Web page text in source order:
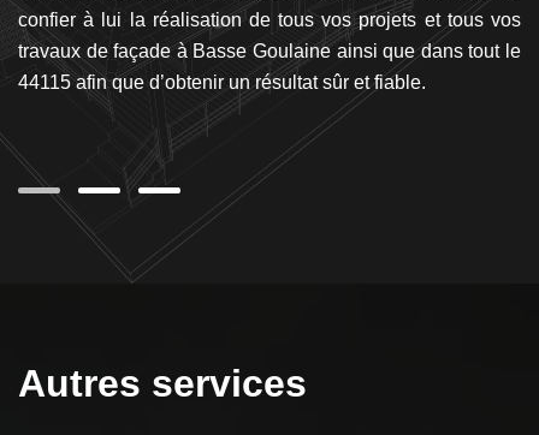
àconfier à lui la réalisation de tous vos projets et tous vos
travaux de façade à Basse Goulaine ainsi que dans tout le
44115 afin que d’obtenir un résultat sûr et fiable.
Autres services